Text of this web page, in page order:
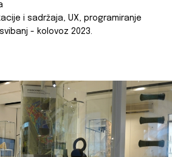
i sadržaja, UX, programiranje
- kolovoz 2023.